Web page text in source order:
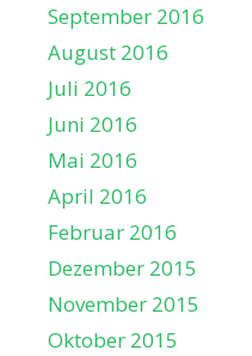
September 2016
August 2016
Juli 2016
Juni 2016
Mai 2016
April 2016
Februar 2016
Dezember 2015
November 2015
Oktober 2015